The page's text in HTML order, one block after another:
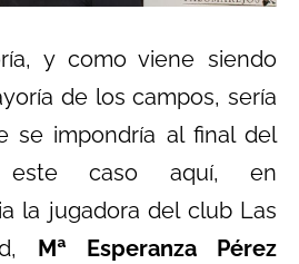
y como viene siendo
de los campos, sería
se impondría al final del
este caso aquí, en
la jugadora del club Las
Mª Esperanza Pérez